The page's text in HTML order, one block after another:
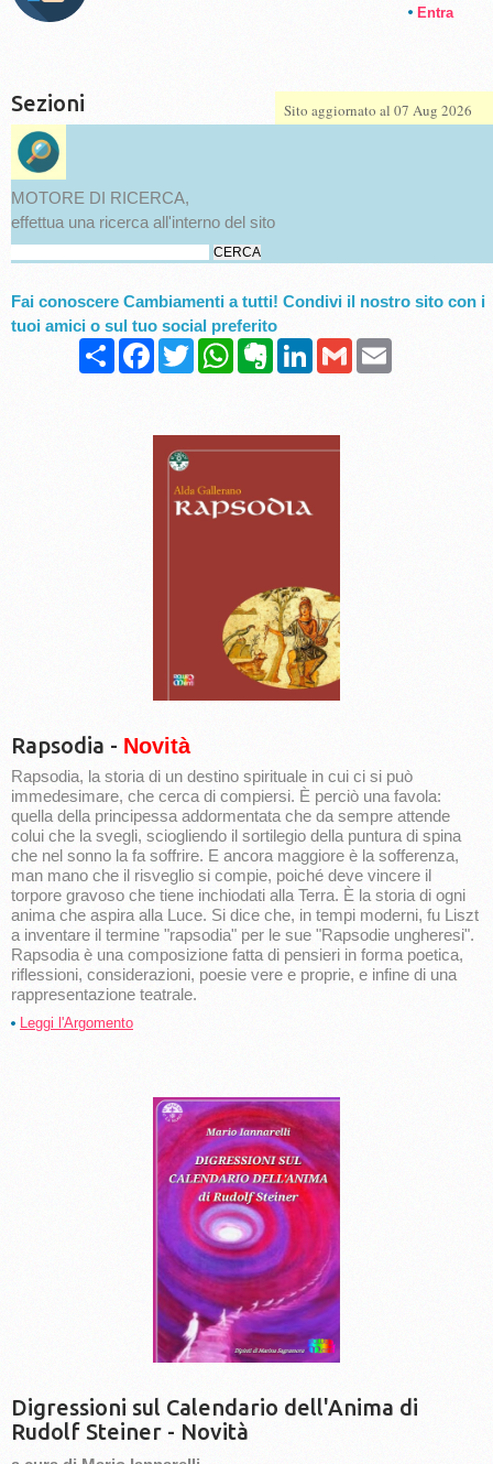
Entra
Sezioni
MOTORE DI RICERCA,
effettua una ricerca all'interno del sito
Fai conoscere Cambiamenti a tutti! Condivi il nostro sito con i
tuoi amici o sul tuo social preferito
CondividiFacebook
TwitterWhatsAppEvernoteLinkedInGmail
Rapsodia - Novità
Rapsodia, la storia di un destino spirituale in cui ci si può
immedesimare, che cerca di compiersi. È perciò una favola:
quella della principessa addormentata che da sempre attende
colui che la svegli, sciogliendo il sortilegio della puntura di spina
che nel sonno la fa soffrire. E ancora maggiore è la sofferenza,
man mano che il risveglio si compie, poiché deve vincere il
torpore gravoso che tiene inchiodati alla Terra. È la storia di ogni
anima che aspira alla Luce. Si dice che, in tempi moderni, fu Liszt
a inventare il termine "rapsodia" per le sue "Rapsodie ungheresi".
Rapsodia è una composizione fatta di pensieri in forma poetica,
riflessioni, considerazioni, poesie vere e proprie, e infine di una
rappresentazione teatrale.
Leggi l'Argomento
Digressioni sul Calendario dell'Anima di
Rudolf Steiner - Novità